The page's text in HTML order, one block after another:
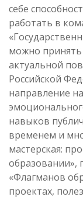
себе
работать в
можно принять
актуальной
Российской
направление
навыков
временем и
мастерская:
образовании»,
«Флагманов
проектах,